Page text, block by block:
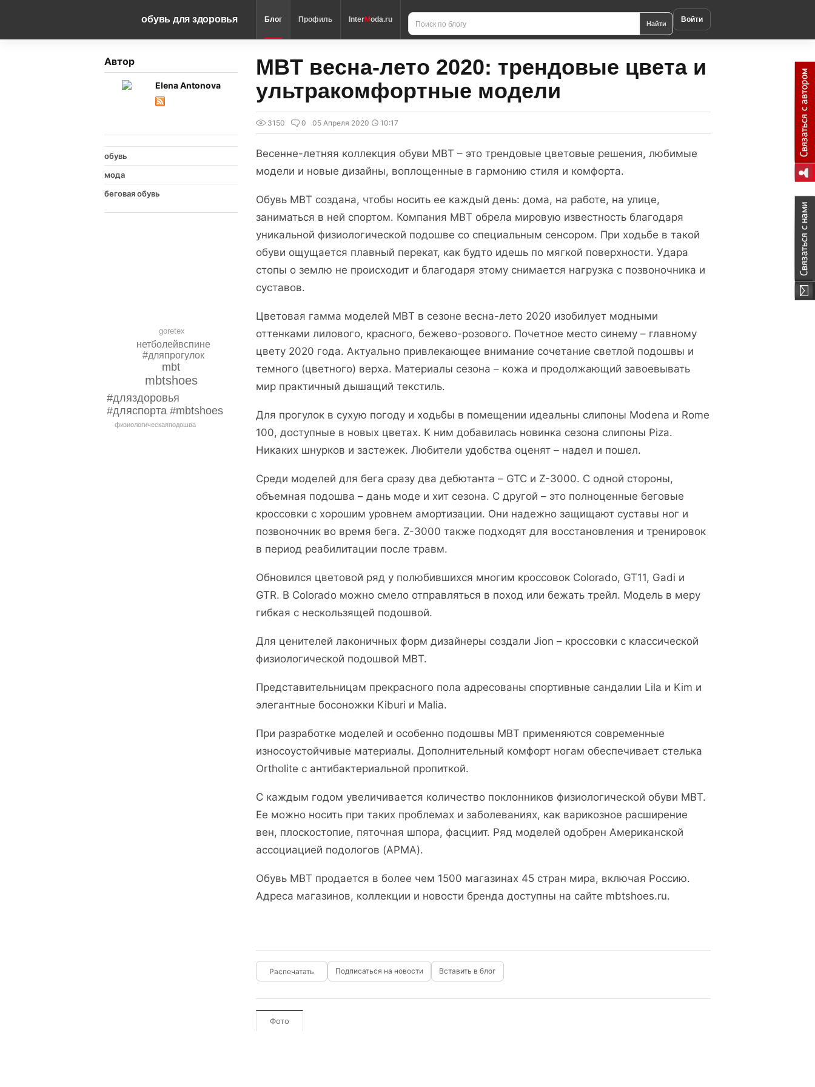
обувь для здоровья Блог Профиль InterModa.ru Найти Войти
Автор
Elena Antonova
обувь
мода
беговая обувь
mbtshoes
mbt
#дляздоровья
#дляспорта #mbtshoes
#дляпрогулок
нетболейвспине
goretex
физиологическаяподошва
MBT весна-лето 2020: трендовые цвета и
ультракомфортные модели
3150 0 05 Апреля 2020 10:17
Весенне-летняя коллекция обуви MBT – это трендовые цветовые решения, любимые
модели и новые дизайны, воплощенные в гармонию стиля и комфорта.
Обувь MBT создана, чтобы носить ее каждый день: дома, на работе, на улице,
заниматься в ней спортом. Компания MBT обрела мировую известность благодаря
уникальной физиологической подошве со специальным сенсором. При ходьбе в такой
обуви ощущается плавный перекат, как будто идешь по мягкой поверхности. Удара
стопы о землю не происходит и благодаря этому снимается нагрузка с позвоночника и
суставов.
Цветовая гамма моделей MBT в сезоне весна-лето 2020 изобилует модными
оттенками лилового, красного, бежево-розового. Почетное место синему – главному
цвету 2020 года. Актуально привлекающее внимание сочетание светлой подошвы и
темного (цветного) верха. Материалы сезона – кожа и продолжающий завоевывать
мир практичный дышащий текстиль.
Для прогулок в сухую погоду и ходьбы в помещении идеальны слипоны Modena и Rome
100, доступные в новых цветах. К ним добавилась новинка сезона слипоны Piza.
Никаких шнурков и застежек. Любители удобства оценят – надел и пошел.
Среди моделей для бега сразу два дебютанта – GTC и Z-3000. С одной стороны,
объемная подошва – дань моде и хит сезона. С другой – это полноценные беговые
кроссовки с хорошим уровнем амортизации. Они надежно защищают суставы ног и
позвоночник во время бега. Z-3000 также подходят для восстановления и тренировок
в период реабилитации после травм.
Обновился цветовой ряд у полюбившихся многим кроссовок Colorado, GT11, Gadi и
GTR. В Colorado можно смело отправляться в поход или бежать трейл. Модель в меру
гибкая с нескользящей подошвой.
Для ценителей лаконичных форм дизайнеры создали Jion – кроссовки с классической
физиологической подошвой MBT.
Представительницам прекрасного пола адресованы спортивные сандалии Lila и Kim и
элегантные босоножки Kiburi и Malia.
При разработке моделей и особенно подошвы MBT применяются современные
износоустойчивые материалы. Дополнительный комфорт ногам обеспечивает стелька
Ortholite с антибактериальной пропиткой.
С каждым годом увеличивается количество поклонников физиологической обуви MBT.
Ее можно носить при таких проблемах и заболеваниях, как варикозное расширение
вен, плоскостопие, пяточная шпора, фасциит. Ряд моделей одобрен Американской
ассоциацией подологов (APMA).
Обувь МВТ продается в более чем 1500 магазинах 45 стран мира, включая Россию.
Адреса магазинов, коллекции и новости бренда доступны на сайте mbtshoes.ru.
Подписаться на новости Вставить в блог
Фото